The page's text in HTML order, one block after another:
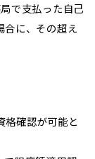
で支払った自己
合に、その超え
格確認が可能と